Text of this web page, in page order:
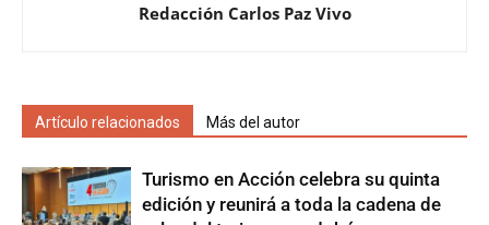
Redacción Carlos Paz Vivo
Artículo relacionados Más del autor
Turismo en Acción celebra su quinta
edición y reunirá a toda la cadena de